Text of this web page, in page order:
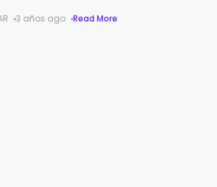
3 años ago Read More